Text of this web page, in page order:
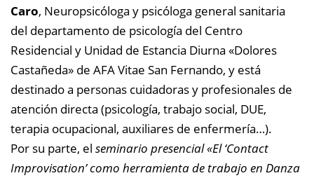
Caro, Neuropsicóloga y psicóloga general sanitaria
del departamento de psicología del Centro
Residencial y Unidad de Estancia Diurna «Dolores
Castañeda» de AFA Vitae San Fernando, y está
destinado a personas cuidadoras y profesionales de
atención directa (psicología, trabajo social, DUE,
terapia ocupacional, auxiliares de enfermería…).
Por su parte, el seminario presencial«El ‘Contact
Improvisation’ como herramienta de trabajo en Danza